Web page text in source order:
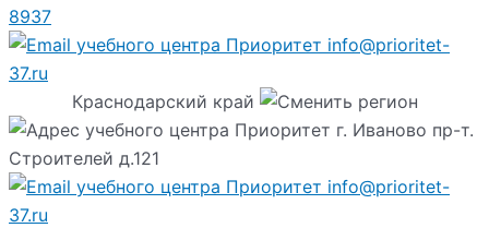
8937
info@prioritet-
37.ru
Краснодарский край
г. Иваново пр-т.
Строителей д.121
info@prioritet-
37.ru